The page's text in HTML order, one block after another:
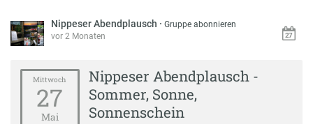
Nippeser Abendplausch ·Gruppe abonnieren
vor 2 Monaten
Mittwoch
27
Mai
Nippeser Abendplausch -
Sommer, Sonne,
Sonnenschein